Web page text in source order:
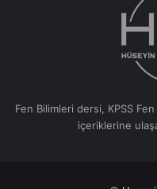
Fen Bilimleri dersi, KPSS
içeriklerine